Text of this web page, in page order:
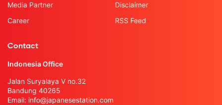
Media Partner
Career
Disclaimer
RSS Feed
Contact
Indonesia Office
Jalan Suryalaya V no.32
Bandung 40265
Email: info@japanesestation.com